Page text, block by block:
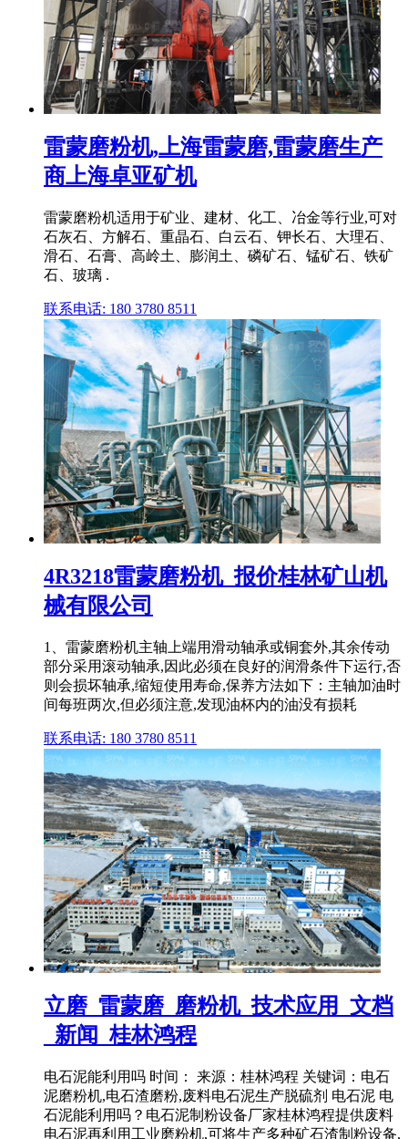
雷蒙磨粉机,上海雷蒙磨,雷蒙磨生产
商上海卓亚矿机
雷蒙磨粉机适用于矿业、建材、化工、冶金等行业,可对
石灰石、方解石、重晶石、白云石、钾长石、大理石、
滑石、石膏、高岭土、膨润土、磷矿石、锰矿石、铁矿
石、玻璃 .
联系电话: 180 3780 8511
4R3218雷蒙磨粉机_报价桂林矿山机
械有限公司
1、雷蒙磨粉机主轴上端用滑动轴承或铜套外,其余传动
部分采用滚动轴承,因此必须在良好的润滑条件下运行,否
则会损坏轴承,缩短使用寿命,保养方法如下：主轴加油时
间每班两次,但必须注意,发现油杯内的油没有损耗
联系电话: 180 3780 8511
立磨_雷蒙磨_磨粉机_技术应用_文档
_新闻_桂林鸿程
电石泥能利用吗 时间： 来源：桂林鸿程 关键词：电石
泥磨粉机,电石渣磨粉,废料电石泥生产脱硫剂 电石泥 电
石泥能利用吗？电石泥制粉设备厂家桂林鸿程提供废料
电石泥再利用工业磨粉机,可将生产多种矿石渣制粉设备,